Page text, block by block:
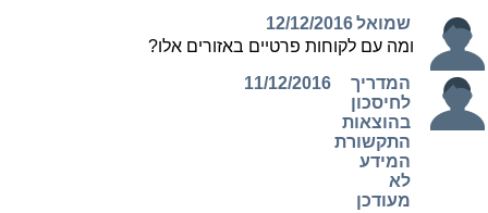
שמואל12/12/2016
ומה עם לקוחות פרטיים באזורים אלו?
המדריך
לחיסכון
בהוצאות
התקשורת
המידע
לא
מעודכן
11/12/2016